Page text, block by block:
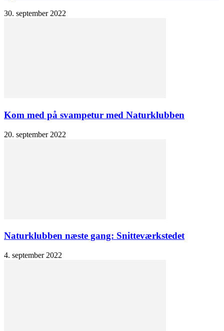
30. september 2022
Kom med på svampetur med Naturklubben
20. september 2022
Naturklubben næste gang: Snitteværkstedet
4. september 2022